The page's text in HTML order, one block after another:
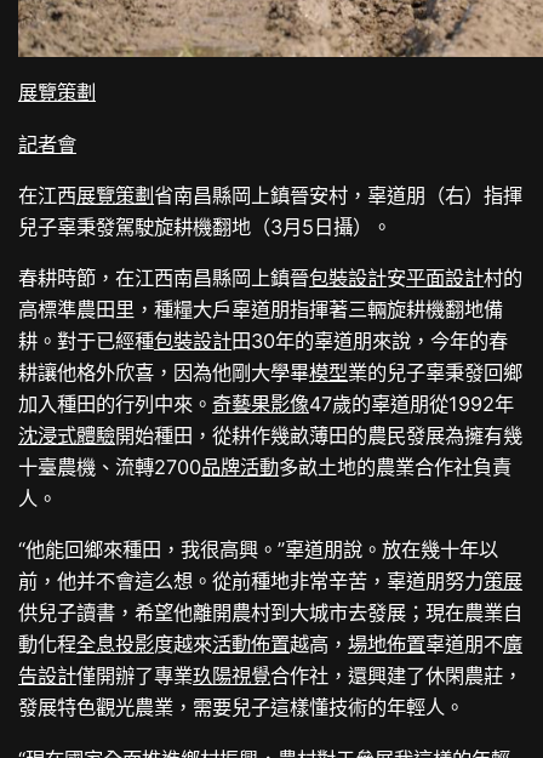
展覽策劃
記者會
在江西展覽策劃省南昌縣岡上鎮晉安村，辜道朋（右）指揮
兒子辜秉發駕駛旋耕機翻地（3月5日攝）。
春耕時節，在江西南昌縣岡上鎮晉包裝設計安平面設計村的
高標準農田里，種糧大戶辜道朋指揮著三輛旋耕機翻地備
耕。對于已經種包裝設計田30年的辜道朋來說，今年的春
耕讓他格外欣喜，因為他剛大學畢模型業的兒子辜秉發回鄉
加入種田的行列中來。奇藝果影像47歲的辜道朋從1992年
沈浸式體驗開始種田，從耕作幾畝薄田的農民發展為擁有幾
十臺農機、流轉2700品牌活動多畝土地的農業合作社負責
人。
“他能回鄉來種田，我很高興。”辜道朋說。放在幾十年以
前，他并不會這么想。從前種地非常辛苦，辜道朋努力策展
供兒子讀書，希望他離開農村到大城市去發展；現在農業自
動化程全息投影度越來活動佈置越高，場地佈置辜道朋不廣
告設計僅開辦了專業玖陽視覺合作社，還興建了休閑農莊，
發展特色觀光農業，需要兒子這樣懂技術的年輕人。